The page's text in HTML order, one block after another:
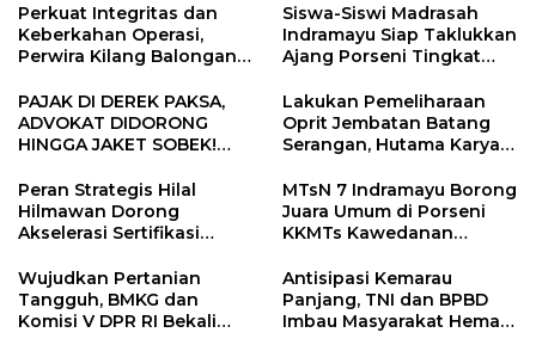
Perkuat Integritas dan
Keberkahan Operasi,
Perwira Kilang Balongan
Siswa-Siswi Madrasah
Indramayu Siap Taklukkan
Ajang Porseni Tingkat
PAJAK DI DEREK PAKSA,
ADVOKAT DIDORONG
HINGGA JAKET SOBEK!
Ngamuk Kepung Polresta
Pekanbaru!
Lakukan Pemeliharaan
Oprit Jembatan Batang
Serangan, Hutama Karya
55 Tol Binjai–Langsa
Peran Strategis Hilal
Hilmawan Dorong
Akselerasi Sertifikasi
Entaskan Kemiskinan di
Indramayu
MTsN 7 Indramayu Borong
Juara Umum di Porseni
KKMTs Kawedanan
Wujudkan Pertanian
Tangguh, BMKG dan
Komisi V DPR RI Bekali
Antisipasi Kemarau
Panjang, TNI dan BPBD
Imbau Masyarakat Hemat